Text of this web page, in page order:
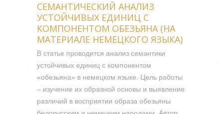
СЕМАНТИЧЕСКИЙ АНАЛИЗ
УСТОЙЧИВЫХ ЕДИНИЦ С
КОМПОНЕНТОМ ОБЕЗЬЯНА (НА
МАТЕРИАЛЕ НЕМЕЦКОГО ЯЗЫКА)
В статье проводится анализ семантики
устойчивых единиц с компонентом
«обезьяна» в немецком языке. Цель работы
– изучение их образной основы и выявление
различий в восприятии образа обезьяны